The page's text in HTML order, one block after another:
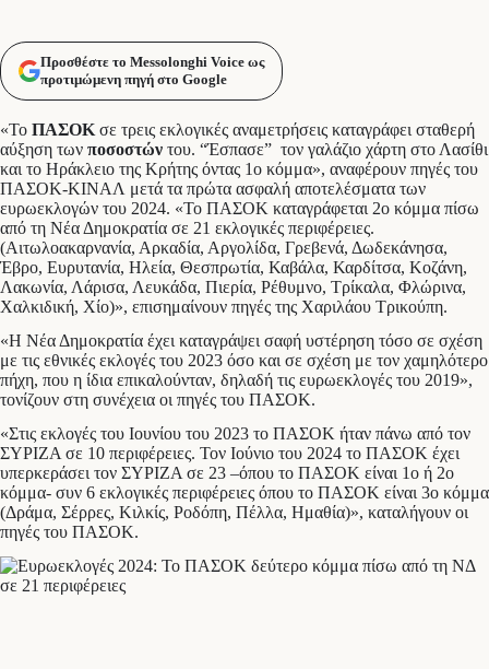
Προσθέστε το Messolonghi Voice ως
προτιμώμενη πηγή στο Google
«Το ΠΑΣΟΚ σε τρεις εκλογικές αναμετρήσεις καταγράφει σταθερή
αύξηση των ποσοστών του. “Έσπασε” τον γαλάζιο χάρτη στο Λασίθι
και το Ηράκλειο της Κρήτης όντας 1ο κόμμα», αναφέρουν πηγές του
ΠΑΣΟΚ-ΚΙΝΑΛ μετά τα πρώτα ασφαλή αποτελέσματα των
ευρωεκλογών του 2024. «Το ΠΑΣΟΚ καταγράφεται 2ο κόμμα πίσω
από τη Νέα Δημοκρατία σε 21 εκλογικές περιφέρειες.
(Αιτωλοακαρνανία, Αρκαδία, Αργολίδα, Γρεβενά, Δωδεκάνησα,
Έβρο, Ευρυτανία, Ηλεία, Θεσπρωτία, Καβάλα, Καρδίτσα, Κοζάνη,
Λακωνία, Λάρισα, Λευκάδα, Πιερία, Ρέθυμνο, Τρίκαλα, Φλώρινα,
Χαλκιδική, Χίο)», επισημαίνουν πηγές της Χαριλάου Τρικούπη.
«Η Νέα Δημοκρατία έχει καταγράψει σαφή υστέρηση τόσο σε σχέση
με τις εθνικές εκλογές του 2023 όσο και σε σχέση με τον χαμηλότερο
πήχη, που η ίδια επικαλούνταν, δηλαδή τις ευρωεκλογές του 2019»,
τονίζουν στη συνέχεια οι πηγές του ΠΑΣΟΚ.
«Στις εκλογές του Ιουνίου του 2023 το ΠΑΣΟΚ ήταν πάνω από τον
ΣΥΡΙΖΑ σε 10 περιφέρειες. Τον Ιούνιο του 2024 το ΠΑΣΟΚ έχει
υπερκεράσει τον ΣΥΡΙΖΑ σε 23 –όπου το ΠΑΣΟΚ είναι 1ο ή 2ο
κόμμα- συν 6 εκλογικές περιφέρειες όπου το ΠΑΣΟΚ είναι 3ο κόμμα
(Δράμα, Σέρρες, Κιλκίς, Ροδόπη, Πέλλα, Ημαθία)», καταλήγουν οι
πηγές του ΠΑΣΟΚ.